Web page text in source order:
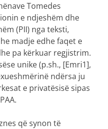
Tomedes
e ndjeshëm dhe
(PII) nga teksti,
madje edhe faqet e
pa kërkuar regjistrim.
unike (p.sh., [Emri1],
ndërsa ju
e privatësisë sipas
që synon të